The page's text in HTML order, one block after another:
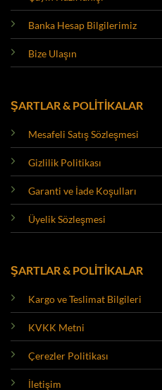
Banka Hesap Bilgilerimiz
Bize Ulaşın
ŞARTLAR & POLİTİKALAR
Mesafeli Satış Sözleşmesi
Gizlilik Politikası
Garanti ve İade Koşulları
Üyelik Sözleşmesi
ŞARTLAR & POLİTİKALAR
Kargo ve Teslimat Bilgileri
KVKK Metni
Çerezler Politikası
İletişim